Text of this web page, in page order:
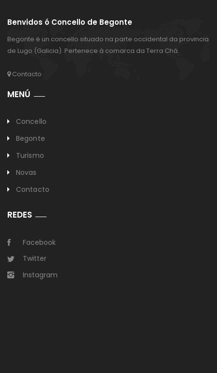
Benvidos ó Concello de Begonte
Begonte é un concello situado na parte occidental da provincia
de Lugo (Galicia). Pertenece á comarca da Terra Chá.
Contacto
MENÚ
Concello
Begonte
Turismo
Novas
Contacto
REDES
Facebook
Twitter
Instagram